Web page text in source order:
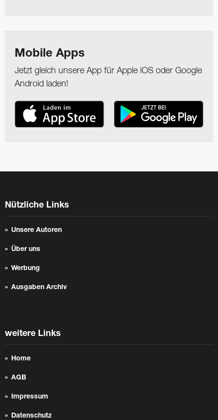
Mobile Apps
Jetzt gleich unsere App für Apple iOS oder Google
Android laden!
Nützliche Links
Unsere Autoren
Über uns
Werbung
Ausgaben Archiv
weitere Links
Home
AGB
Impressum
Datenschutz